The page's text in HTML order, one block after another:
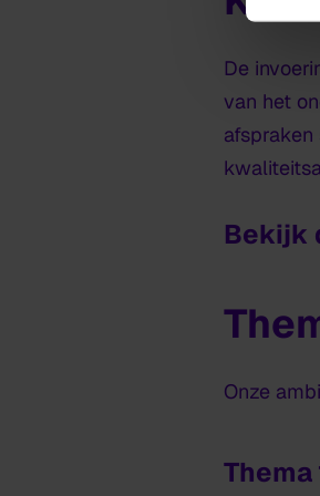
De
van het
Bekijk
Onze